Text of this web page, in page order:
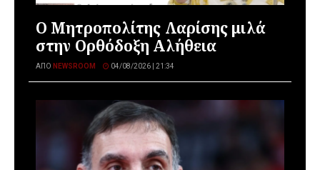
Ο Μητροπολίτης Λαρίσης μιλά
στην Ορθόδοξη Αλήθεια
ΑΠΌ NEWSROOM 04/08/2026 | 21:34